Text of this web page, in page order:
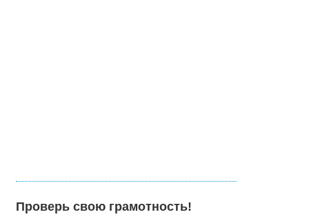
Проверь свою грамотность!